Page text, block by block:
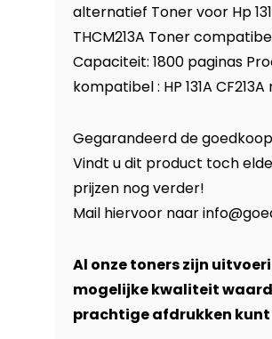
alternatief Toner voor Hp
THCM213A Toner
Capaciteit: 1800 paginas
kompatibel : HP 131A
Gegarandeerd de
Vindt u dit product toch
prijzen nog verder!
Mail hiervoor naar
Al onze toners zijn
mogelijke kwaliteit
prachtige afdrukken